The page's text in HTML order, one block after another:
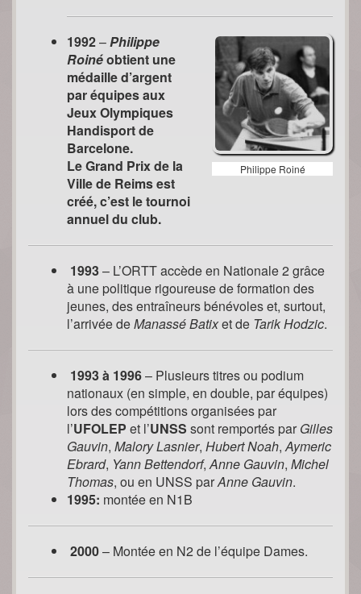
Philippe Roiné
1992–Philippe
Roinéobtient une
médaille d’argent
par équipes aux
Jeux Olympiques
Handisport de
Barcelone.
Le Grand Prix de la
Ville de Reims est
créé, c’est le tournoi
annuel du club.
1993– L’ORTT accède en Nationale 2 grâce
à une politique rigoureuse de formation des
jeunes, des entraîneurs bénévoles et, surtout,
l’arrivée deManassé Batixet de Tarik Hodzic.
1993 à 1996– Plusieurs titres ou podium
nationaux (en simple, en double, par équipes)
lors des compétitions organisées par
l’UFOLEP et l’UNSS sont remportés par Gilles
Gauvin, Malory Lasnier, Hubert Noah,Aymeric
Ebrard, Yann Bettendorf,Anne Gauvin, Michel
Thomas, ou en UNSS parAnne Gauvin.
1995: montée en N1B
2000– Montée en N2 de l’équipe Dames.